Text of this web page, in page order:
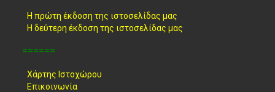
Η πρώτη έκδοση της ιστοσελίδας μας
Η δεύτερη έκδοση της ιστοσελίδας μας
======
Χάρτης Ιστοχώρου
Επικοινωνία